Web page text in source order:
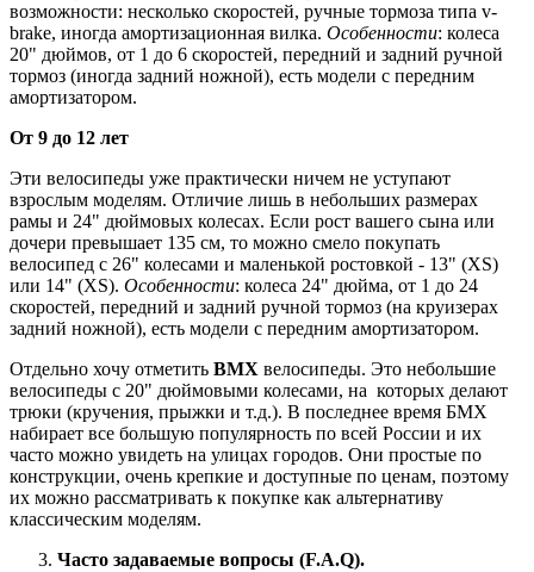
возможности: несколько скоростей, ручные тормоза типа v-
brake, иногда амортизационная вилка. Особенности: колеса
20" дюймов, от 1 до 6 скоростей, передний и задний ручной
тормоз (иногда задний ножной), есть модели с передним
амортизатором.
От 9 до 12 лет
Эти велосипеды уже практически ничем не уступают
взрослым моделям. Отличие лишь в небольших размерах
рамы и 24" дюймовых колесах. Если рост вашего сына или
дочери превышает 135 см, то можно смело покупать
велосипед с 26" колесами и маленькой ростовкой - 13" (XS)
или 14" (XS). Особенности: колеса 24" дюйма, от 1 до 24
скоростей, передний и задний ручной тормоз (на круизерах
задний ножной), есть модели с передним амортизатором.
Отдельно хочу отметить BMX велосипеды. Это небольшие
велосипеды с 20" дюймовыми колесами, на которых делают
трюки (кручения, прыжки и т.д.). В последнее время БМХ
набирает все большую популярность по всей России и их
часто можно увидеть на улицах городов. Они простые по
конструкции, очень крепкие и доступные по ценам, поэтому
их можно рассматривать к покупке как альтернативу
классическим моделям.
Часто задаваемые вопросы (F.A.Q).